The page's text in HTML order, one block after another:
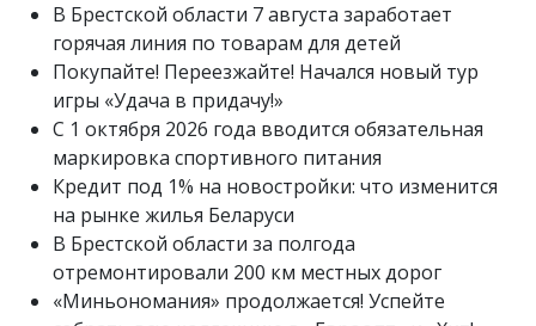
В Брестской области 7 августа заработает
горячая линия по товарам для детей
Покупайте! Переезжайте! Начался новый тур
игры «Удача в придачу!»
С 1 октября 2026 года вводится обязательная
маркировка спортивного питания
Кредит под 1% на новостройки: что изменится
на рынке жилья Беларуси
В Брестской области за полгода
отремонтировали 200 км местных дорог
«Миньономания» продолжается! Успейте